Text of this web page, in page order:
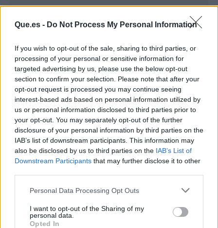
Que.es - Do Not Process My Personal Information
If you wish to opt-out of the sale, sharing to third parties, or
processing of your personal or sensitive information for
targeted advertising by us, please use the below opt-out
section to confirm your selection. Please note that after your
opt-out request is processed you may continue seeing
interest-based ads based on personal information utilized by
us or personal information disclosed to third parties prior to
your opt-out. You may separately opt-out of the further
disclosure of your personal information by third parties on the
IAB’s list of downstream participants. This information may
also be disclosed by us to third parties on the IAB’s List of
Downstream Participants that may further disclose it to other
Personal Data Processing Opt Outs
I want to opt-out of the Sharing of my
personal data.
Opted In
Publicidad